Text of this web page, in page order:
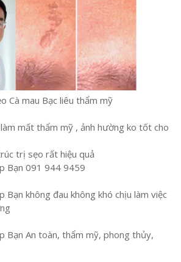
Cà mau Bạc liêu thẩm mỹ
mất thẩm mỹ , ảnh hường ko tốt cho
trị sẹo rất hiệu quả
Bạn 091 944 9459
Bạn không đau không khó chịu làm việc
Bạn An toàn, thẩm mỹ, phong thủy,